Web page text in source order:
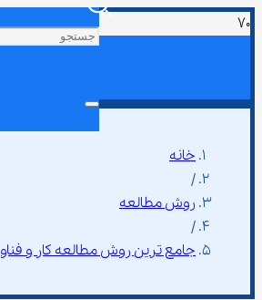
خانه
/
روش مطالعه
/
جامع ترین روش مطالعه کار و